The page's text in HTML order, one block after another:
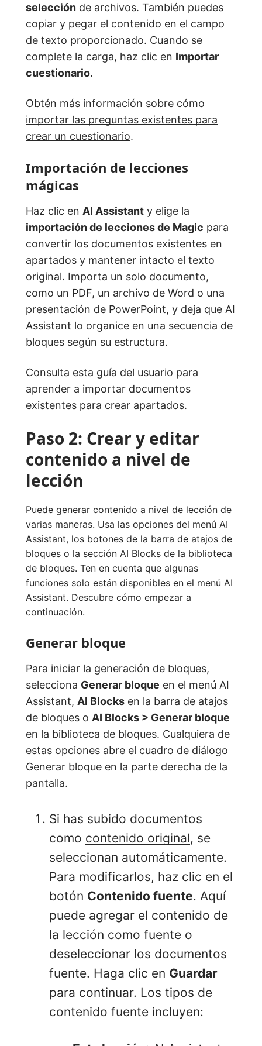
selección de archivos. También puedes
copiar y pegar el contenido en el campo
de texto proporcionado. Cuando se
complete la carga, haz clic en Importar
cuestionario.
Obtén más información sobre cómo
importar las preguntas existentes para
crear un cuestionario.
Importación de lecciones
mágicas
Haz clic en AI Assistant y elige la
importación de lecciones de Magic para
convertir los documentos existentes en
apartados y mantener intacto el texto
original. Importa un solo documento,
como un PDF, un archivo de Word o una
presentación de PowerPoint, y deja que AI
Assistant lo organice en una secuencia de
bloques según su estructura.
Consulta esta guía del usuario para
aprender a importar documentos
existentes para crear apartados.
Paso 2: Crear y editar
contenido a nivel de
lección
Puede generar contenido a nivel de lección de
varias maneras. Usa las opciones del menú AI
Assistant, los botones de la barra de atajos de
bloques o la sección AI Blocks de la biblioteca
de bloques. Ten en cuenta que algunas
funciones solo están disponibles en el menú AI
Assistant. Descubre cómo empezar a
continuación.
Generar bloque
Para iniciar la generación de bloques,
selecciona Generar bloque en el menú AI
Assistant, AI Blocks en la barra de atajos
de bloques o AI Blocks > Generar bloque
en la biblioteca de bloques. Cualquiera de
estas opciones abre el cuadro de diálogo
Generar bloque en la parte derecha de la
pantalla.
Si has subido documentos
como contenido original, se
seleccionan automáticamente.
Para modificarlos, haz clic en el
botón Contenido fuente. Aquí
puede agregar el contenido de
la lección como fuente o
deseleccionar los documentos
fuente. Haga clic en Guardar
para continuar. Los tipos de
contenido fuente incluyen: